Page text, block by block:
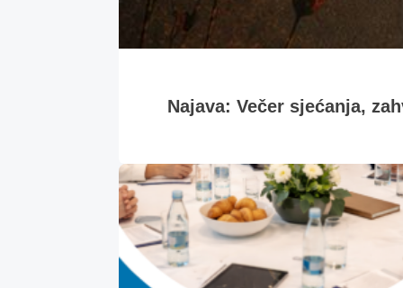
Najava: Večer sjećanja,